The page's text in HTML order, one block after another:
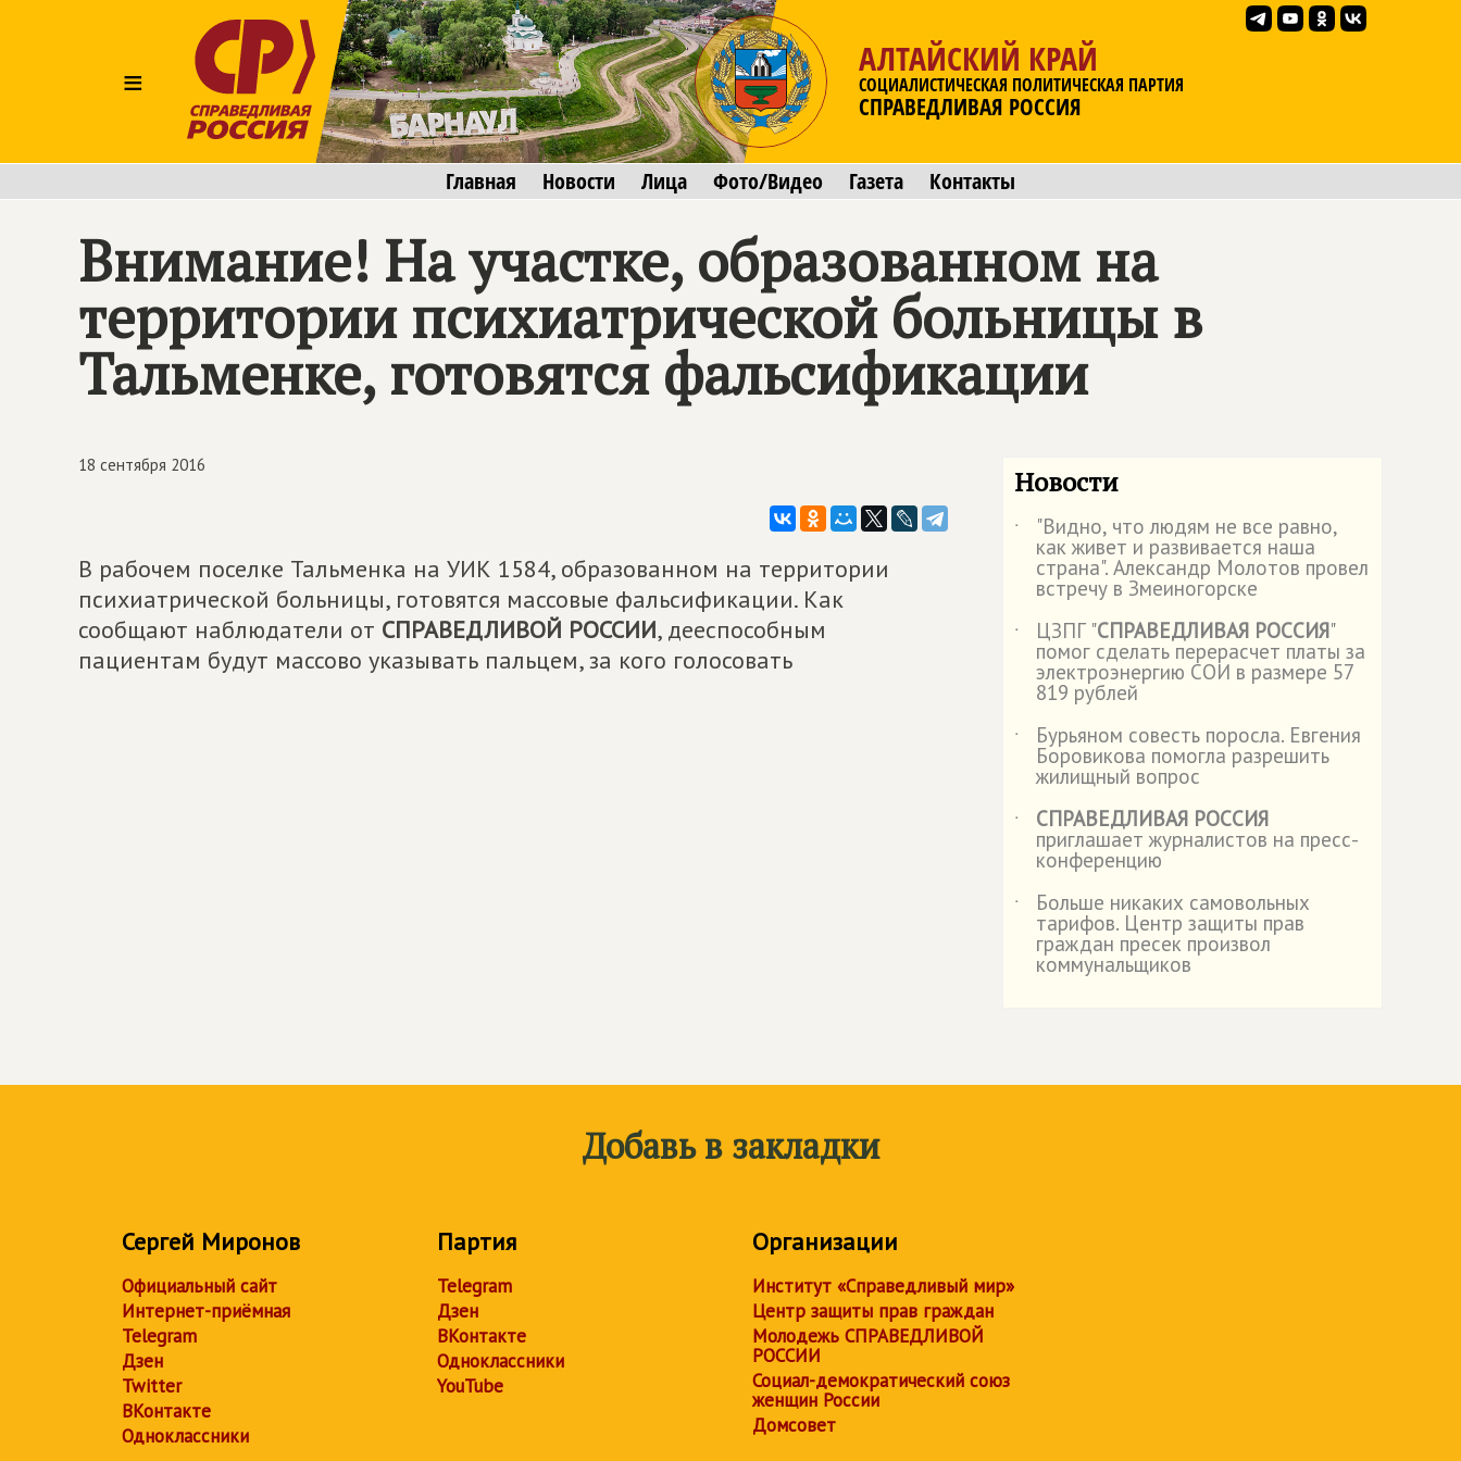
≡
АЛТАЙСКИЙ КРАЙ
СОЦИАЛИСТИЧЕСКАЯ ПОЛИТИЧЕСКАЯ ПАРТИЯ
СПРАВЕДЛИВАЯ РОССИЯ
Главная Новости Лица Фото/Видео Газета Контакты
Внимание! На участке, образованном на
территории психиатрической больницы в
Тальменке, готовятся фальсификации
18 сентября 2016
В рабочем поселке Тальменка на УИК 1584, образованном на территории
психиатрической больницы, готовятся массовые фальсификации. Как
сообщают наблюдатели от СПРАВЕДЛИВОЙ РОССИИ, дееспособным
пациентам будут массово указывать пальцем, за кого голосовать
Новости
˙ "Видно, что людям не все равно,
как живет и развивается наша
страна". Александр Молотов провел
встречу в Змеиногорске
˙
ЦЗПГ "СПРАВЕДЛИВАЯ РОССИЯ"
помог сделать перерасчет платы за
электроэнергию СОИ в размере 57
819 рублей
˙
Бурьяном совесть поросла. Евгения
Боровикова помогла разрешить
жилищный вопрос
˙
СПРАВЕДЛИВАЯ РОССИЯ
приглашает журналистов на пресс-
конференцию
˙
Больше никаких самовольных
тарифов. Центр защиты прав
граждан пресек произвол
коммунальщиков
Добавь в закладки
Сергей Миронов
Официальный сайт
Интернет-приёмная
Telegram
Дзен
Twitter
ВКонтакте
Одноклассники
Партия
Telegram
Дзен
ВКонтакте
Одноклассники
YouTube
Организации
Институт «Справедливый мир»
Центр защиты прав граждан
Молодежь СПРАВЕДЛИВОЙ
РОССИИ
Социал-демократический союз
женщин России
Домсовет